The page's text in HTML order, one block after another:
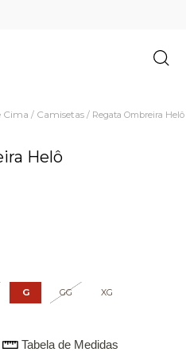
Cima / Camisetas / Regata Ombreira Helô
Helô
G GG XG
Tabela de Medidas